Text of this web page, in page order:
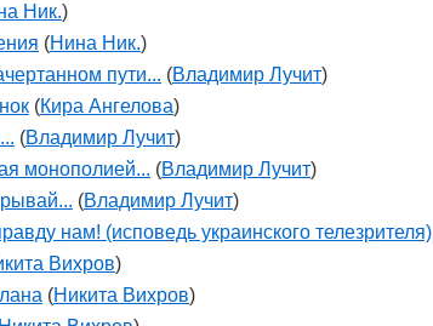
Ник.)
(Нина Ник.)
пути... (Владимир Лучит)
(Кира Ангелова)
(Владимир Лучит)
монополией... (Владимир Лучит)
(Владимир Лучит)
нам! (исповедь украинского телезрителя)
Вихров)
(Никита Вихров)